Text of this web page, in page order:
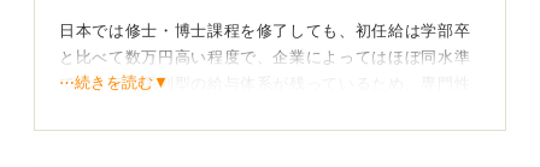
日本では修士・博士課程を修了しても、初任給は学部卒
と比べて数万円高い程度で、企業によってはほぼ同水準
です。年功序列型の給与体系が残っているため、専門性
⋯続きを読む▼